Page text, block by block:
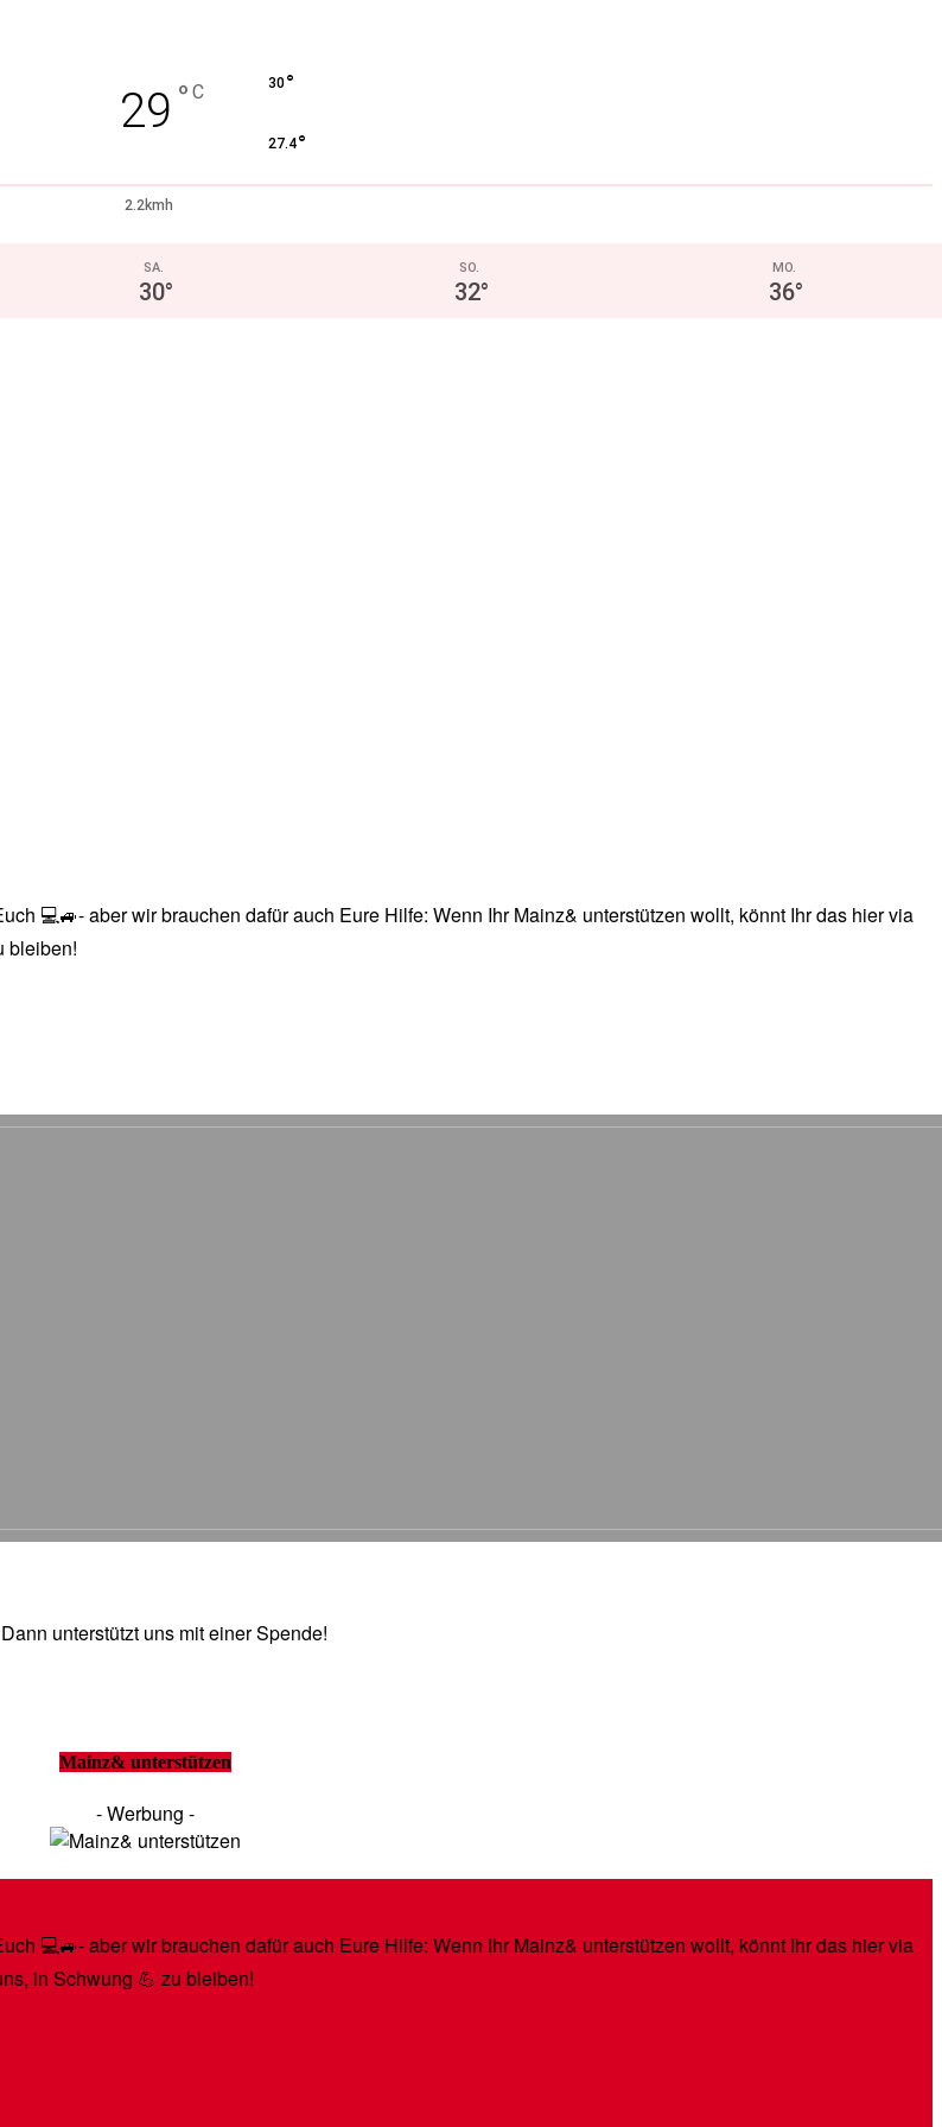
29 ° C 30°
27.4°
2.2kmh
SA.
30°
SO.
32°
MO.
36°
💻🚙- aber wir brauchen dafür auch Eure Hilfe: Wenn Ihr Mainz& unterstützen wollt, könnt Ihr das hier via
bleiben!
unterstützt uns mit einer Spende!
Mainz& unterstützen
- Werbung -
💻🚙- aber wir brauchen dafür auch Eure Hilfe: Wenn Ihr Mainz& unterstützen wollt, könnt Ihr das hier via
in Schwung 💪 zu bleiben!